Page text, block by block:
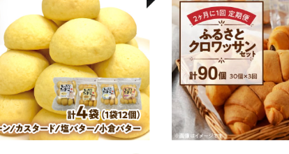
続き宜しくお願い申し上げます。